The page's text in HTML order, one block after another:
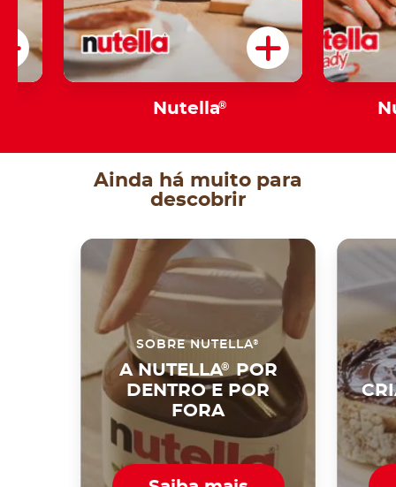
Nutella®
Ainda há muito para
descobrir
SOBRE NUTELLA®
A NUTELLA® POR
DENTRO E POR
FORA